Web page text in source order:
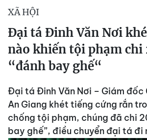
XÃ HỘI
Đại tá Đinh Văn Nơi
nào khiến tội phạm chi
“đánh bay ghế“
Đại tá Đinh Văn Nơi – Giám đốc
An Giang khét tiếng cứng rắn
chống tội phạm, chúng đã chi
bay ghế”, điều chuyển đại tá đi